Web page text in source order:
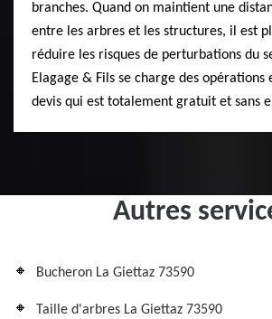
branches. Quand on maintient une
entre les arbres et les structures, il est
réduire les risques de perturbations du
Elagage & Fils se charge des
devis qui est totalement gratuit et sans
Autres
Bucheron La Giettaz 73590
Taille d'arbres La Giettaz 73590